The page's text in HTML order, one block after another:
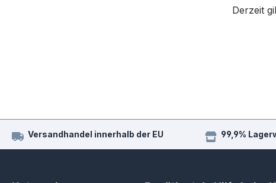
Derzeit
Versandhandel innerhalb der EU 99,9%